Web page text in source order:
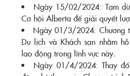
Ngày 15/02/2024: Tạm
Cơ hội Alberta để giải quyết
Ngày 01/3/2024: Chương
Du lịch và Khách sạn nhằm
lao động trong lĩnh vực này.
Ngày 01/4/2024: Thay